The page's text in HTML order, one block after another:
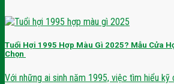
Tuổi Hợi 1995 Hợp Màu Gì 2025? Mẫu Cửa
Chọn
Với những ai sinh năm 1995, việc tìm hiểu kỹ